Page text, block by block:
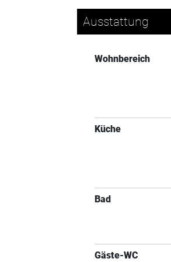
Ausstattung
Wohnbereich
Küche
Bad
Gäste-WC